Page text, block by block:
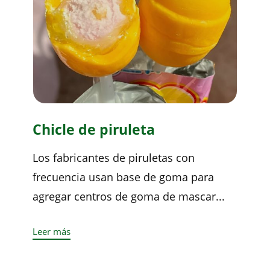
Chicle de piruleta
Los fabricantes de piruletas con
frecuencia usan base de goma para
agregar centros de goma de mascar...
Leer más